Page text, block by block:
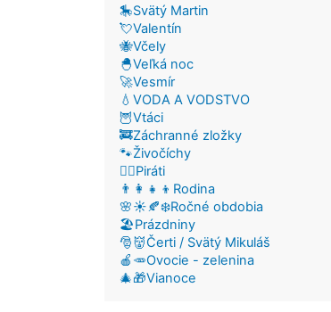
🎠Svätý Martin
💘Valentín
🐝Včely
🐣Veľká noc
🚀Vesmír
💧VODA A VODSTVO
🦉Vtáci
🚒Záchranné zložky
🐾Živočíchy
🏴‍☠️Piráti
👨‍👩‍👧‍👦Rodina
🌸☀️🍂❄️Ročné obdobia
🏖️Prázdniny
🎅👹Čerti / Svätý Mikuláš
🍎🥕Ovocie - zelenina
🎄🎁Vianoce